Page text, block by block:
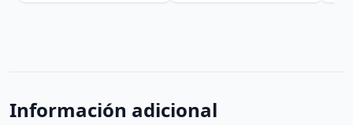
Información adicional